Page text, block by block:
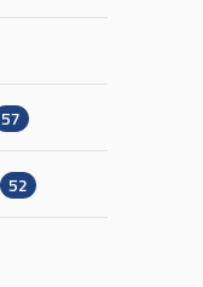
57
52